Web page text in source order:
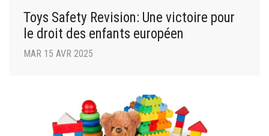
Toys Safety Revision: Une victoire pour
le droit des enfants européen
MAR 15 AVR 2025